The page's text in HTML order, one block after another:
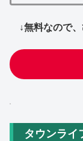
↓無料なので
タウンライ